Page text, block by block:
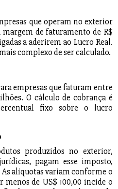
que operam no exterior
margem de faturamento de R$
a aderirem ao Lucro Real.
complexo de ser calculado.
empresas que faturam entre
O cálculo de cobrança é
fixo sobre o lucro
produzidos no exterior,
pagam esse imposto,
alíquotas variam conforme o
menos de US$ 100,00 incide o